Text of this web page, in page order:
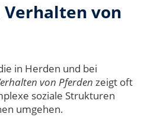
von
in Herden und bei
von Pferden zeigt oft
soziale Strukturen
umgehen.